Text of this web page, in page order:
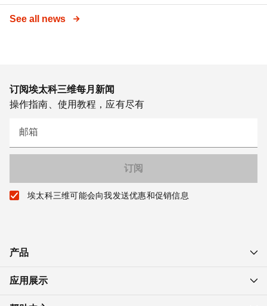
See all news
订阅埃太科三维每月新闻
操作指南、使用教程，应有尽有
邮箱
埃太科三维可能会向我发送优惠和促销信息
产品
应用展示